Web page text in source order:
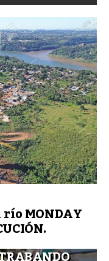
MONDAY